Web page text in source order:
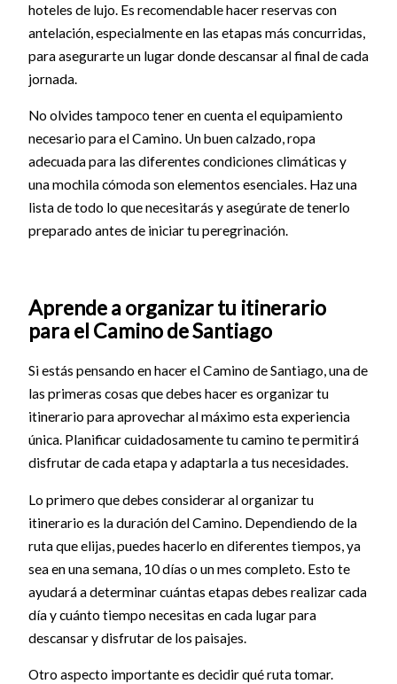
hoteles de lujo. Es recomendable hacer reservas con
antelación, especialmente en las etapas más concurridas,
para asegurarte un lugar donde descansar al final de cada
jornada.
No olvides tampoco tener en cuenta el equipamiento
necesario para el Camino. Un buen calzado, ropa
adecuada para las diferentes condiciones climáticas y
una mochila cómoda son elementos esenciales. Haz una
lista de todo lo que necesitarás y asegúrate de tenerlo
preparado antes de iniciar tu peregrinación.
Aprende a organizar tu itinerario
para el Camino de Santiago
Si estás pensando en hacer el Camino de Santiago, una de
las primeras cosas que debes hacer es organizar tu
itinerario para aprovechar al máximo esta experiencia
única. Planificar cuidadosamente tu camino te permitirá
disfrutar de cada etapa y adaptarla a tus necesidades.
Lo primero que debes considerar al organizar tu
itinerario es la duración del Camino. Dependiendo de la
ruta que elijas, puedes hacerlo en diferentes tiempos, ya
sea en una semana, 10 días o un mes completo. Esto te
ayudará a determinar cuántas etapas debes realizar cada
día y cuánto tiempo necesitas en cada lugar para
descansar y disfrutar de los paisajes.
Otro aspecto importante es decidir qué ruta tomar.